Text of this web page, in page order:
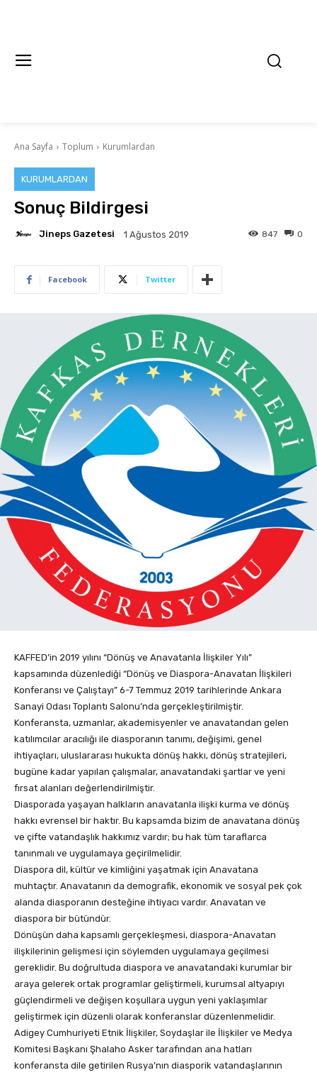
Ana Sayfa Toplum Kurumlardan
KURUMLARDAN
Sonuç Bildirgesi
Jineps Gazetesi 1 Ağustos 2019 0
847
Facebook Twitter
KAFFED’in 2019 yılını “Dönüş ve Anavatanla İlişkiler Yılı”
kapsamında düzenlediği “Dönüş ve Diaspora-Anavatan İlişkileri
Konferansı ve Çalıştayı” 6-7 Temmuz 2019 tarihlerinde Ankara
Sanayi Odası Toplantı Salonu’nda gerçekleştirilmiştir.
Konferansta, uzmanlar, akademisyenler ve anavatandan gelen
katılımcılar aracılığı ile diasporanın tanımı, değişimi, genel
ihtiyaçları, uluslararası hukukta dönüş hakkı, dönüş stratejileri,
bugüne kadar yapılan çalışmalar, anavatandaki şartlar ve yeni
fırsat alanları değerlendirilmiştir.
Diasporada yaşayan halkların anavatanla ilişki kurma ve dönüş
hakkı evrensel bir haktır. Bu kapsamda bizim de anavatana dönüş
ve çifte vatandaşlık hakkımız vardır; bu hak tüm taraflarca
tanınmalı ve uygulamaya geçirilmelidir.
Diaspora dil, kültür ve kimliğini yaşatmak için Anavatana
muhtaçtır. Anavatanın da demografik, ekonomik ve sosyal pek çok
alanda diasporanın desteğine ihtiyacı vardır. Anavatan ve
diaspora bir bütündür.
Dönüşün daha kapsamlı gerçekleşmesi, diaspora-Anavatan
ilişkilerinin gelişmesi için söylemden uygulamaya geçilmesi
gereklidir. Bu doğrultuda diaspora ve anavatandaki kurumlar bir
araya gelerek ortak programlar geliştirmeli, kurumsal altyapıyı
güçlendirmeli ve değişen koşullara uygun yeni yaklaşımlar
geliştirmek için düzenli olarak konferanslar düzenlenmelidir.
Adigey Cumhuriyeti Etnik İlişkiler, Soydaşlar ile İlişkiler ve Medya
Komitesi Başkanı Şhalaho Asker tarafından ana hatları
konferansta dile getirilen Rusya’nın diasporik vatandaşlarının